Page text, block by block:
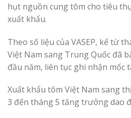
hụt nguồn cung tôm cho tiêu
xuất khẩu.
Theo số liệu của VASEP, kể từ
Việt Nam sang Trung Quốc đã
đầu năm, liên tục ghi nhận mốc
Xuất khẩu tôm Việt Nam sang
3 đến tháng 5 tăng trưởng dao